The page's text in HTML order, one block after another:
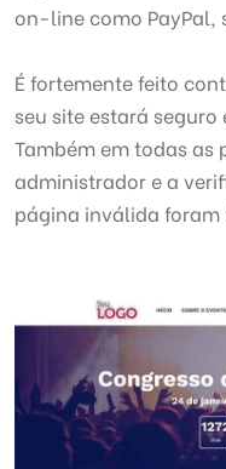
on-line como PayPal,
É fortemente feito
seu site estará
Também em todas as
administrador e a
página inválida foram